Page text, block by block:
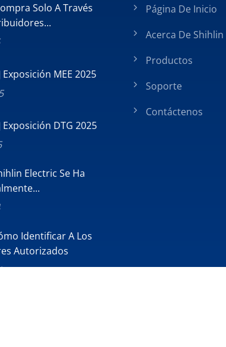
Solo A Través
MEE 2025
DTG 2025
Electric Se Ha
Identificar A Los
Autorizados
Página De Inicio
Acerca De Shihlin
Productos
Soporte
Contáctenos